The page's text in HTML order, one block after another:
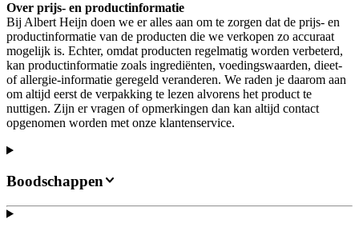
Over prijs- en productinformatie
Bij Albert Heijn doen we er alles aan om te zorgen dat de prijs- en
productinformatie van de producten die we verkopen zo accuraat
mogelijk is. Echter, omdat producten regelmatig worden verbeterd,
kan productinformatie zoals ingrediënten, voedingswaarden, dieet-
of allergie-informatie geregeld veranderen. We raden je daarom aan
om altijd eerst de verpakking te lezen alvorens het product te
nuttigen. Zijn er vragen of opmerkingen dan kan altijd contact
opgenomen worden met onze klantenservice.
Boodschappen